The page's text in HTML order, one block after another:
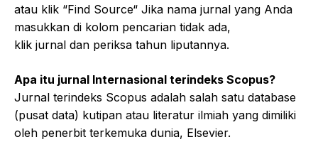
atau klik “Find Source“ Jika nama jurnal yang Anda
masukkan di kolom pencarian tidak ada,
klik jurnal dan periksa tahun liputannya.
Apa itu jurnal Internasional terindeks Scopus?
Jurnal terindeks Scopus adalah salah satu database
(pusat data) kutipan atau literatur ilmiah yang dimiliki
oleh penerbit terkemuka dunia, Elsevier.